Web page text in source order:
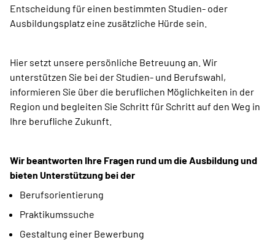
Entscheidung für einen bestimmten Studien- oder
Ausbildungsplatz eine zusätzliche Hürde sein.
Hier setzt unsere persönliche Betreuung an. Wir
unterstützen Sie bei der Studien- und Berufswahl,
informieren Sie über die beruflichen Möglichkeiten in der
Region und begleiten Sie Schritt für Schritt auf den Weg in
Ihre berufliche Zukunft.
Wir beantworten Ihre Fragen rund um die Ausbildung und
bieten Unterstützung bei der
Berufsorientierung
Praktikumssuche
Gestaltung einer Bewerbung